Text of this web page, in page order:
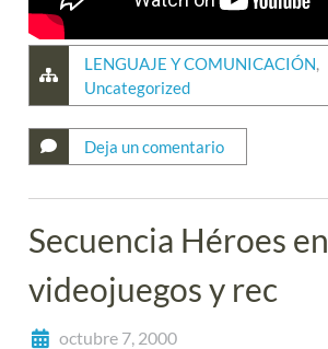
LENGUAJE Y COMUNICACIÓN,
Uncategorized
Deja un comentario
Secuencia Héroes en
videojuegos y rec
octubre 7, 2000